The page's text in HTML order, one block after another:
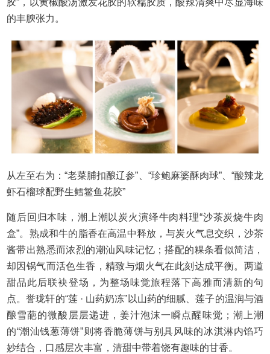
胶”，以黄椒酸汤激发花胶的软糯胶质，酸辣清爽中尽显海味
的丰腴张力。
从左至右为：“老菜脯扣酿辽参”、“珍鲍麻婆酥肉球”、“酸辣龙
虾石榴球配野生鳕鳘鱼花胶”
随后回归本味，潮上潮以炭火演绎牛肉料理“沙茶炭烧牛肉
盒”。熟成和牛的脂香在高温中释放，与炭火气息交织，沙茶
酱带出熟悉而浓烈的潮汕风味记忆；搭配的粿条看似简洁，
却因锅气而活色生香，精致与烟火气在此刻达成平衡。两道
甜品此后联袂登场，为整场味觉旅程落下高雅而清新的句
点。誉珑轩的“莲 · 山药奶冻”以山药的细腻、莲子的温润与酒
酿雪葩的微酸层层递进，姜汁泡沫一瞬点醒味觉；潮上潮
的“潮汕钱葱薄饼”则将香脆薄饼与别具风味的冰淇淋内馅巧
妙结合，口感层次丰富，清甜中带着饶有趣味的甘香。